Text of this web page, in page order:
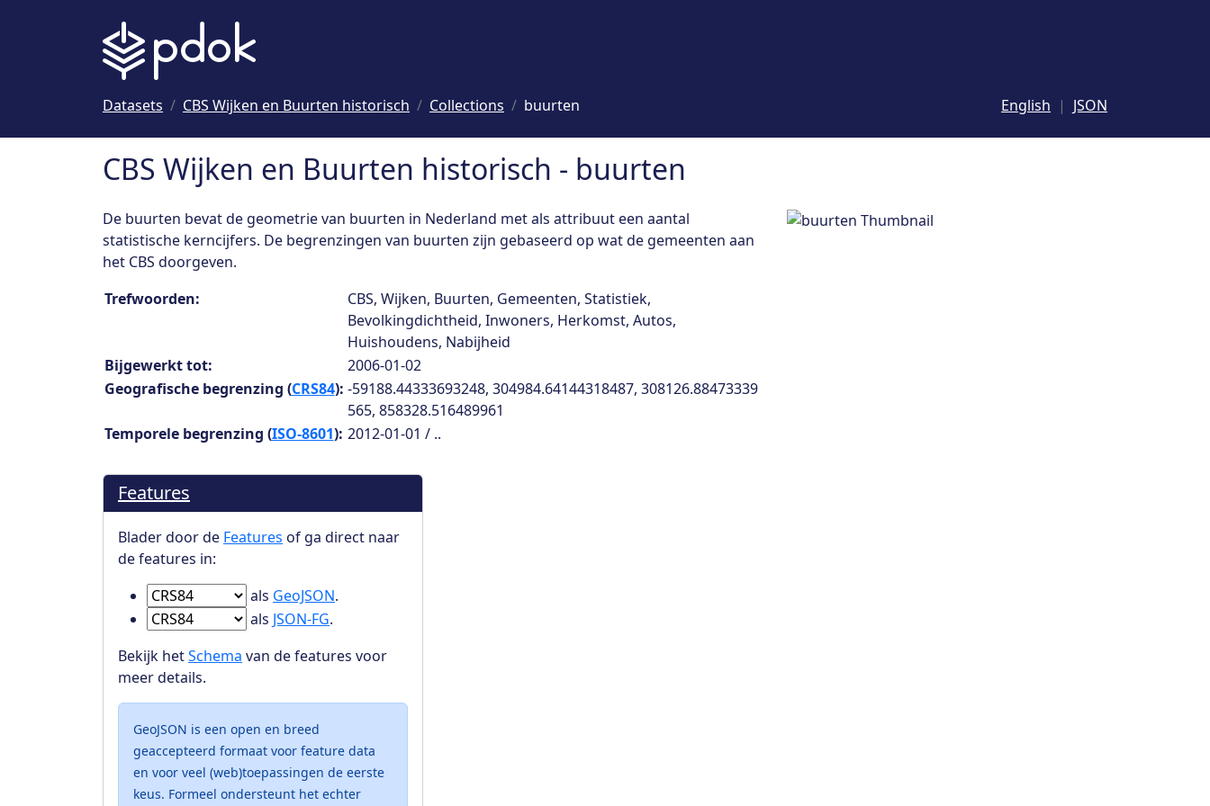
Datasets CBS Wijken en Buurten historisch Collections buurten English JSON
CBS Wijken en Buurten historisch - buurten
De buurten bevat de geometrie van buurten in Nederland met als attribuut een aantal
statistische kerncijfers. De begrenzingen van buurten zijn gebaseerd op wat de gemeenten aan
het CBS doorgeven.
Collection details
Trefwoorden:
CBS, Wijken, Buurten, Gemeenten, Statistiek,
Bevolkingdichtheid, Inwoners, Herkomst, Autos,
Huishoudens, Nabijheid
Bijgewerkt tot:
2006-01-02
Geografische begrenzing (CRS84): -59188.44333693248, 304984.64144318487, 308126.88473339
565, 858328.516489961
Temporele begrenzing (ISO-8601): 2012-01-01 / ..
Features
Blader door de Features of ga direct naar
de features in:
Ga naar Features in
als GeoJSON.
Ga naar Features in
als JSON-FG.
Bekijk hetSchema van de features voor
meer details.
GeoJSON is een open en breed
geaccepteerd formaat voor feature data
en voor veel (web)toepassingen de eerste
keus. Formeel ondersteunt het echter